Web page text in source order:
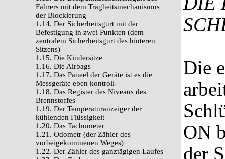
Fahrers mit dem Trägheitsmechanismus
der Blockierung
1.14. Der Sicherheitsgurt mit der
Befestigung in zwei Punkten (dem
zentralem Sicherheitsgurt des hinteren
Sitzens)
1.15. Die Kindersitze
1.16. Die Airbags
1.17. Das Paneel der Geräte ist es die
Messgeräte eben kontroll-
1.18. Das Register des Niveaus des
Brennstoffes
1.19. Der Temperaturanzeiger der
kühlenden Flüssigkeit
1.20. Das Tachometer
1.21. Odometr (der Zähler des
vorbeigekommenen Weges)
1.22. Der Zähler des ganztägigen Laufes
Die
ON
der